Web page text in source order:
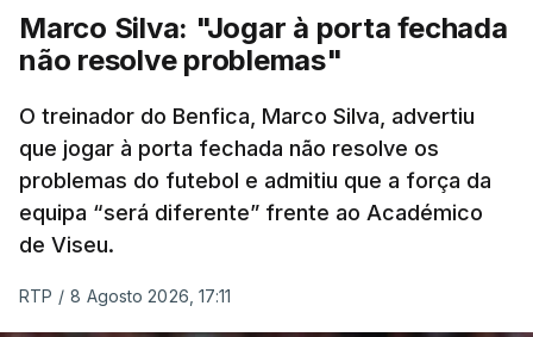
Estrela, a 1.961 metros de altitude, que pode criar
diferenças significativas na classificação geral,
após um trajeto de 154,6 quilómetros, com início
em Figueiró dos Vinhos, que inclui três contagens
de montanha de terceira categoria e uma de
segunda antes da subida final, a única de
categoria especial na prova.
Marco Silva: "Jogar à porta fechada
não resolve problemas"
O treinador do Benfica, Marco Silva, advertiu
que jogar à porta fechada não resolve os
problemas do futebol e admitiu que a força da
equipa “será diferente” frente ao Académico
de Viseu.
RTP / 8 Agosto 2026, 17:11